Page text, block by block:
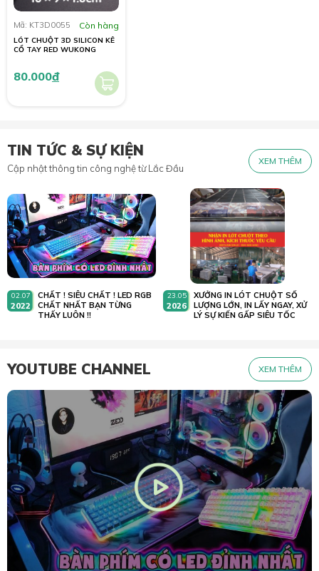
Mã: KT3D0055 Còn hàng
LÓT CHUỘT 3D SILICON KÊ
CỔ TAY RED WUKONG
80.000đ
TIN TỨC & SỰ KIỆN
Cập nhật thông tin công nghệ từ Lắc Đầu
XEM THÊM
02.07
2022
CHẤT ! SIÊU CHẤT ! LED RGB
CHẤT NHẤT BẠN TỪNG
THẤY LUÔN !!
23.05
2026
XƯỞNG IN LÓT CHUỘT SỐ
LƯỢNG LỚN, IN LẤY NGAY, XỬ
LÝ SỰ KIẾN GẤP SIÊU TỐC
YOUTUBE CHANNEL XEM THÊM